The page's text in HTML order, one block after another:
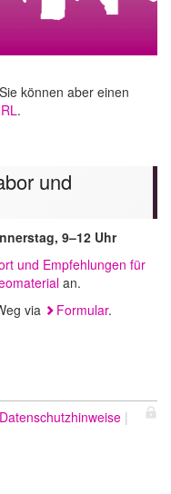
können aber einen
.
und
9–12 Uhr
und Empfehlungen für
an.
via
Formular.
Datenschutzhinweise